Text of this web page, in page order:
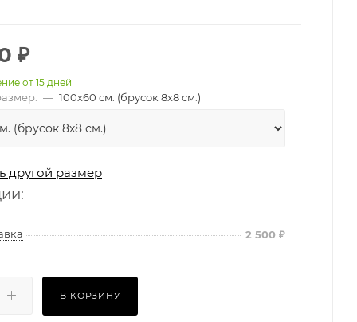
₽
от 15 дней
— 100х60 см. (брусок 8х8 см.)
другой размер
2 500 ₽
В КОРЗИНУ